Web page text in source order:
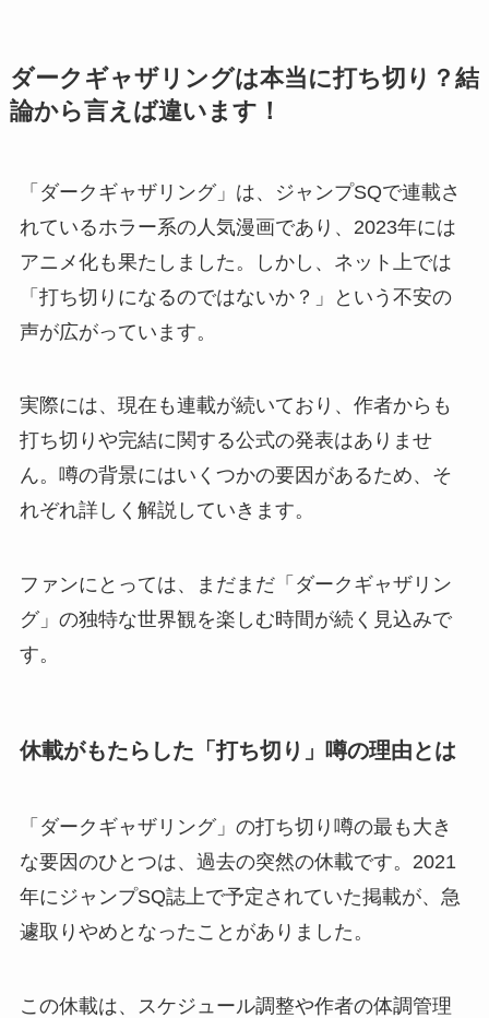
ダークギャザリングは本当に打ち切り？結
論から言えば違います！
「ダークギャザリング」は、ジャンプSQで連載さ
れているホラー系の人気漫画であり、2023年には
アニメ化も果たしました。しかし、ネット上では
「打ち切りになるのではないか？」という不安の
声が広がっています。
実際には、現在も連載が続いており、作者からも
打ち切りや完結に関する公式の発表はありませ
ん。噂の背景にはいくつかの要因があるため、そ
れぞれ詳しく解説していきます。
ファンにとっては、まだまだ「ダークギャザリン
グ」の独特な世界観を楽しむ時間が続く見込みで
す。
休載がもたらした「打ち切り」噂の理由とは
「ダークギャザリング」の打ち切り噂の最も大き
な要因のひとつは、過去の突然の休載です。2021
年にジャンプSQ誌上で予定されていた掲載が、急
遽取りやめとなったことがありました。
この休載は、スケジュール調整や作者の体調管理